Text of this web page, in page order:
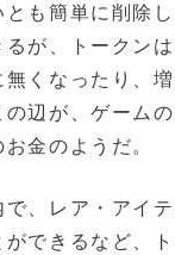
も簡単に削除
るが、トークン
くなったり、
の辺が、ゲーム
金のようだ。
、レア・アイ
できるなど、